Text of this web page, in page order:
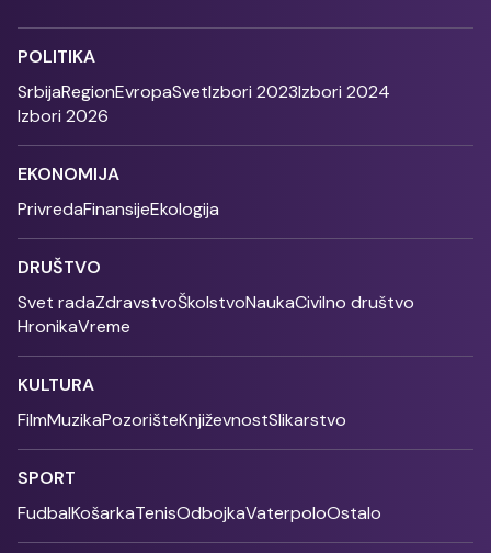
POLITIKA
SrbijaRegionEvropaSvetIzbori 2023Izbori 2024
Izbori 2026
EKONOMIJA
PrivredaFinansijeEkologija
DRUŠTVO
Svet radaZdravstvoŠkolstvoNaukaCivilno društvo
HronikaVreme
KULTURA
FilmMuzikaPozorišteKnjiževnostSlikarstvo
SPORT
FudbalKošarkaTenisOdbojkaVaterpoloOstalo